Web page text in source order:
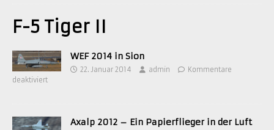
F-5 Tiger II
WEF 2014 in Sion
22. Januar 2014 admin
Kommentare
deaktiviert
Axalp 2012 – Ein Papierflieger in der Luft